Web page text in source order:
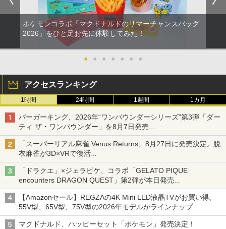
ポケモンコラボ「マクドナルドのサマーチャンスバッグ
2026」をひと足お先に体験してみた！
● ● ● ● ● ● ●
アクセスランキング
1時間 24時間 1週間 1カ月
バーガーキング、2026年“ワンパウンダーシリーズ”第3弾「ダー
ティ ザ・ワンパウンダー」を8月7日発売
「特製ガーリックマヨソース」を使用した超大型チーズバーガー
「スーパーリアル麻雀 Venus Returns」8月27日に発売決定。脱
衣麻雀が3D×VRで復活
発売から2週間は20%オフになるセールが実施
「ドラクエ」×ジェラピケ、コラボ「GELATO PIQUE
encounters DRAGON QUEST」第2弾が本日発売
アイスカップに入ったスライムやわたぼう、ベビーサタンなどが
オリジナルアートで登場
【Amazonセール】REGZAの4K Mini LED液晶TVがお買い得。
55V型、65V型、75V型の2026年モデルがラインナップ
マクドナルド、ハッピーセット「ポケモン」発売決定！